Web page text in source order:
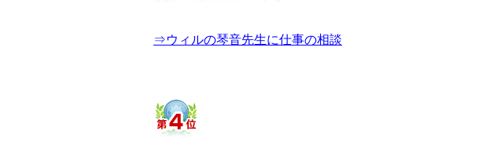
⇒ウィルの琴音先生に仕事の相談